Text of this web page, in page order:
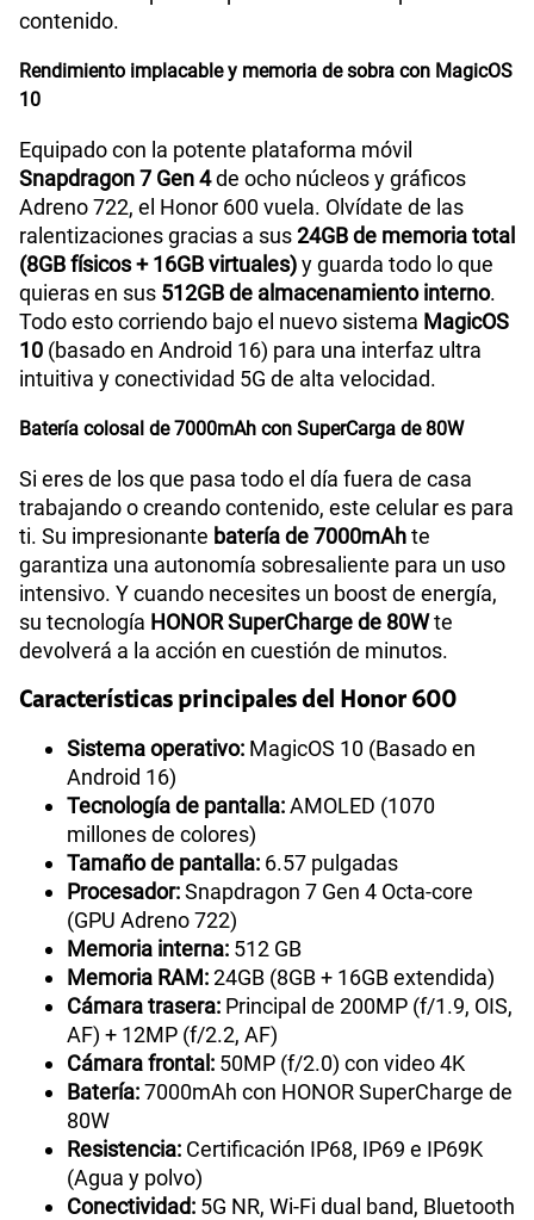
contenido.
Rendimiento implacable y memoria de sobra con MagicOS
10
Equipado con la potente plataforma móvil
Snapdragon 7 Gen 4de ocho núcleos y gráficos
Adreno 722, el Honor 600 vuela. Olvídate de las
ralentizaciones gracias a sus24GB de memoria total
(8GB físicos + 16GB virtuales)y guarda todo lo que
quieras en sus 512GB de almacenamiento interno.
Todo esto corriendo bajo el nuevo sistema MagicOS
10 (basado en Android 16) para una interfaz ultra
intuitiva y conectividad 5G de alta velocidad.
Batería colosal de 7000mAh con SuperCarga de 80W
Si eres de los que pasa todo el día fuera de casa
trabajando o creando contenido, este celular es para
ti. Su impresionante batería de 7000mAhte
garantiza una autonomía sobresaliente para un uso
intensivo. Y cuando necesites un boost de energía,
su tecnología HONOR SuperCharge de 80Wte
devolverá a la acción en cuestión de minutos.
Características principales del Honor 600
Sistema operativo: MagicOS 10 (Basado en
Android 16)
Tecnología de pantalla:AMOLED (1070
millones de colores)
Tamaño de pantalla: 6.57 pulgadas
Procesador:Snapdragon 7 Gen 4 Octa-core
(GPU Adreno 722)
Memoria interna: 512 GB
Memoria RAM:24GB (8GB + 16GB extendida)
Cámara trasera: Principal de 200MP (f/1.9, OIS,
AF) + 12MP (f/2.2, AF)
Cámara frontal: 50MP (f/2.0) con video 4K
Batería:7000mAh con HONOR SuperCharge de
80W
Resistencia: Certificación IP68, IP69 e IP69K
(Agua y polvo)
Conectividad: 5G NR, Wi-Fi dual band, Bluetooth